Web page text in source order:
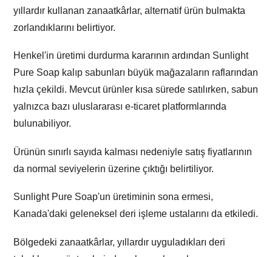
yıllardır kullanan zanaatkârlar, alternatif ürün bulmakta
zorlandıklarını belirtiyor.
Henkel'in üretimi durdurma kararının ardından Sunlight
Pure Soap kalıp sabunları büyük mağazaların raflarından
hızla çekildi. Mevcut ürünler kısa sürede satılırken, sabun
yalnızca bazı uluslararası e-ticaret platformlarında
bulunabiliyor.
Ürünün sınırlı sayıda kalması nedeniyle satış fiyatlarının
da normal seviyelerin üzerine çıktığı belirtiliyor.
Sunlight Pure Soap'un üretiminin sona ermesi,
Kanada'daki geleneksel deri işleme ustalarını da etkiledi.
Bölgedeki zanaatkârlar, yıllardır uyguladıkları deri